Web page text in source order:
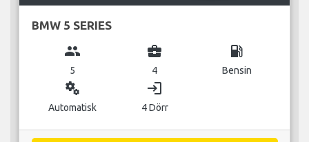
BMW 5 SERIES
group
5
business_center
4
local_gas_station
Bensin
miscellaneous_services
Automatisk
login
4 Dörr